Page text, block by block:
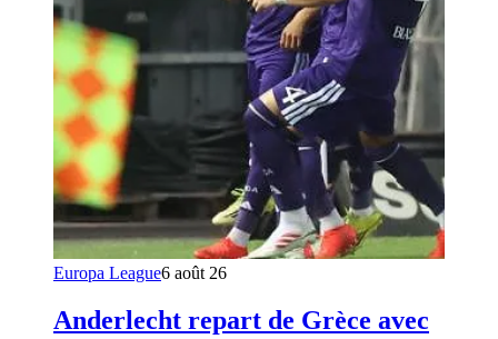
Europa League6 août 26
Anderlecht repart de Grèce avec